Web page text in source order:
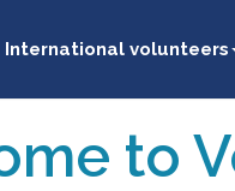
International volunteers
to